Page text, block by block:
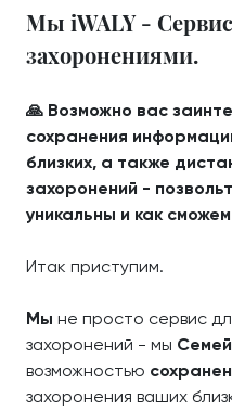
Мы iWALY -
захоронениями.
🙏 Возможно вас
сохранения
близких, а также
захоронений -
уникальны и как
Итак приступим.
Мы не просто сервис
захоронений - мы
возможностью
захоронения ваших